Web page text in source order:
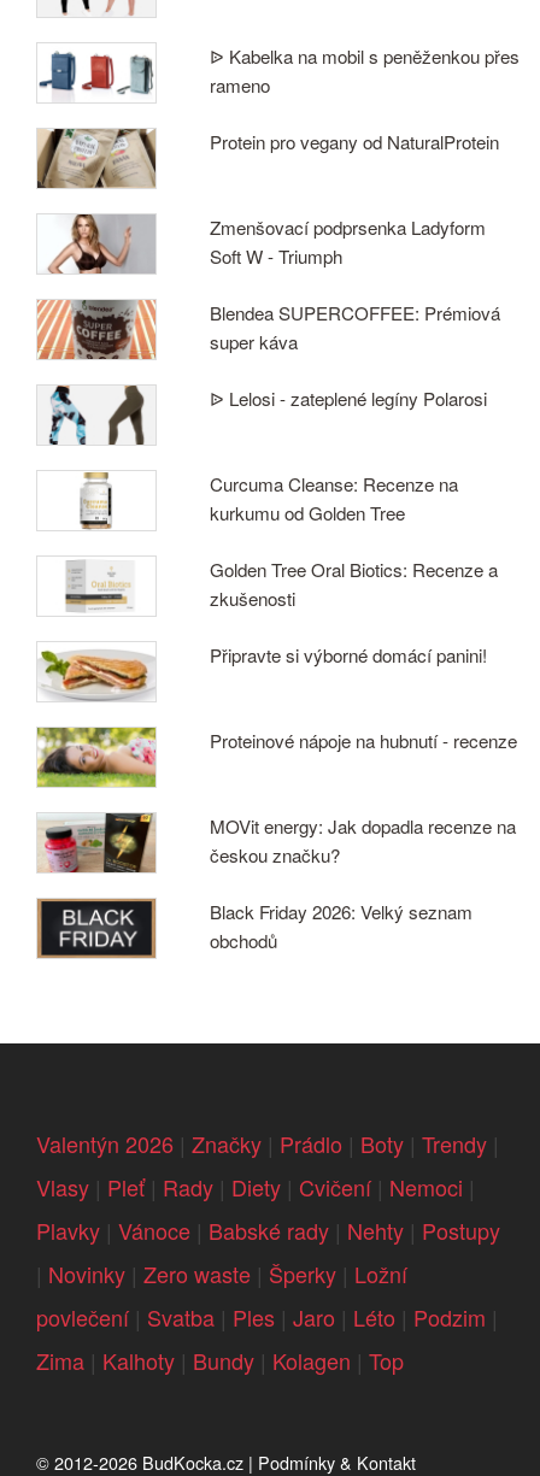
ᐉ Kabelka na mobil s peněženkou přes
rameno
Protein pro vegany od NaturalProtein
Zmenšovací podprsenka Ladyform
Soft W - Triumph
Blendea SUPERCOFFEE: Prémiová
super káva
ᐉ Lelosi - zateplené legíny Polarosi
Curcuma Cleanse: Recenze na
kurkumu od Golden Tree
Golden Tree Oral Biotics: Recenze a
zkušenosti
Připravte si výborné domácí panini!
Proteinové nápoje na hubnutí - recenze
MOVit energy: Jak dopadla recenze na
českou značku?
Black Friday 2026: Velký seznam
obchodů
Valentýn 2026 | Značky | Prádlo | Boty | Trendy |
Vlasy | Pleť| Rady | Diety | Cvičení| Nemoci |
Plavky | Vánoce | Babské rady | Nehty | Postupy
| Novinky | Zero waste | Šperky | Ložní
povlečení| Svatba | Ples | Jaro | Léto | Podzim |
Zima | Kalhoty | Bundy | Kolagen | Top
© 2012-2026 BudKocka.cz | Podmínky & Kontakt